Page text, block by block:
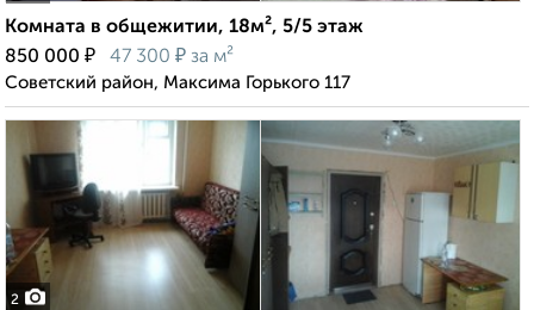
Комната в общежитии, 18м², 5/5 этаж
850 000 ₽ 47 300 ₽ за м²
Советский район, Максима Горького 117
2